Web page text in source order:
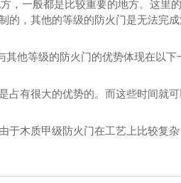
，一般都是比较重要的地方。这里
，其他的等级的防火门是无法完成
他等级的防火门的优势体现在以下
有很大的优势的。而这些时间就可
于木质甲级防火门在工艺上比较复